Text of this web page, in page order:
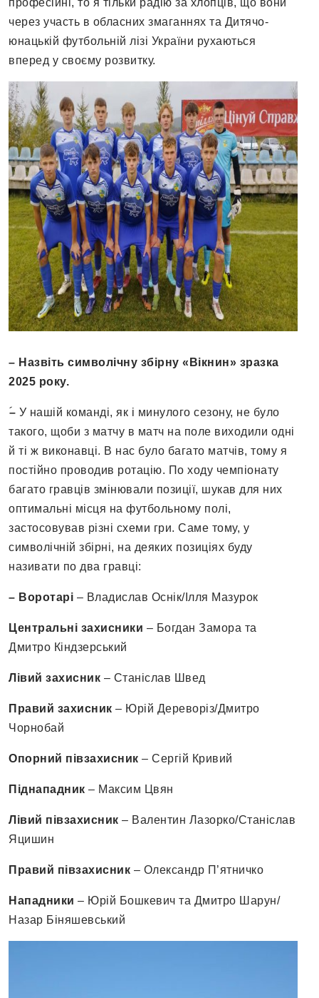
професійні, то я тільки радію за хлопців, що вони
через участь в обласних змаганнях та Дитячо-
юнацькій футбольній лізі України рухаються
вперед у своєму розвитку.
– Назвіть символічну збірну «Вікнин» зразка
2025 року.
ؘ– У нашій команді, як і минулого сезону, не було
такого, щоби з матчу в матч на поле виходили одні
й ті ж виконавці. В нас було багато матчів, тому я
постійно проводив ротацію. По ходу чемпіонату
багато гравців змінювали позиції, шукав для них
оптимальні місця на футбольному полі,
застосовував різні схеми гри. Саме тому, у
символічній збірні, на деяких позиціях буду
називати по два гравці:
– Воротарі – Владислав Оснік/Ілля Мазурок
Центральні захисники – Богдан Замора та
Дмитро Кіндзерський
Лівий захисник – Станіслав Швед
Правий захисник – Юрій Дереворіз/Дмитро
Чорнобай
Опорний півзахисник – Сергій Кривий
Піднападник – Максим Цвян
Лівий півзахисник – Валентин Лазорко/Станіслав
Яцишин
Правий півзахисник – Олександр П’ятничко
Нападники – Юрій Бошкевич та Дмитро Шарун/
Назар Біняшевський